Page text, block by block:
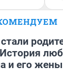
и его жены